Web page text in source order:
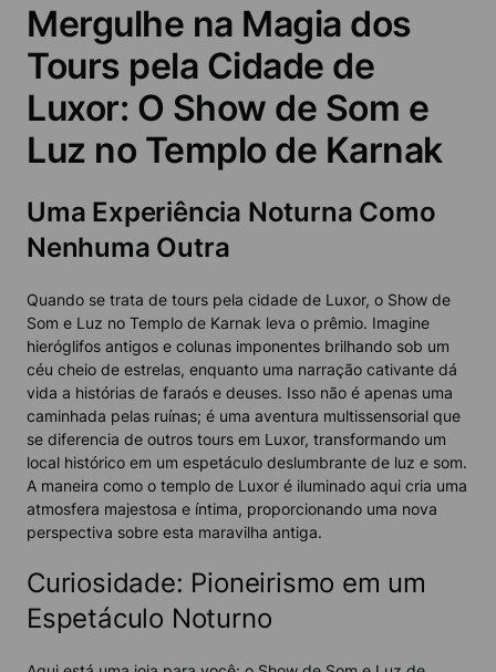
Mergulhe na Magia dos
Tours pela Cidade de
Luxor: O Show de Som e
Luz no Templo de Karnak
Uma Experiência Noturna Como
Nenhuma Outra
Quando se trata de tours pela cidade de Luxor, o Show de
Som e Luz no Templo de Karnak leva o prêmio. Imagine
hieróglifos antigos e colunas imponentes brilhando sob um
céu cheio de estrelas, enquanto uma narração cativante dá
vida a histórias de faraós e deuses. Isso não é apenas uma
caminhada pelas ruínas; é uma aventura multissensorial que
se diferencia de outros tours em Luxor, transformando um
local histórico em um espetáculo deslumbrante de luz e som.
A maneira como o templo de Luxor é iluminado aqui cria uma
atmosfera majestosa e íntima, proporcionando uma nova
perspectiva sobre esta maravilha antiga.
Curiosidade: Pioneirismo em um
Espetáculo Noturno